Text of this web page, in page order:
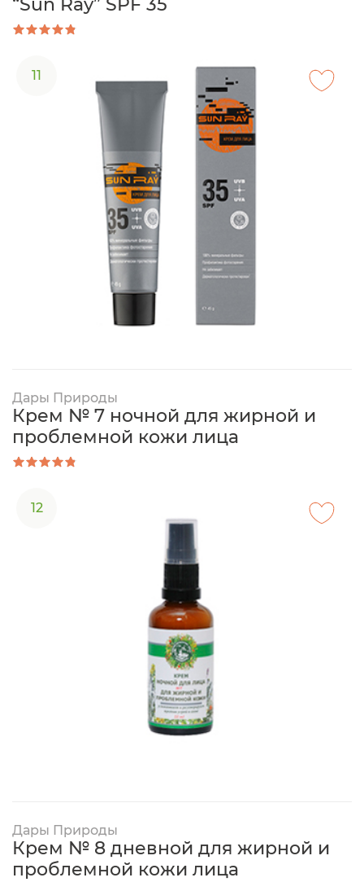
11
Дары Природы
Крем № 7 ночной для жирной и
проблемной кожи лица
12
Дары Природы
Крем № 8 дневной для жирной и
проблемной кожи лица